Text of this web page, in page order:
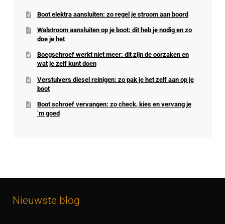
Boot elektra aansluiten: zo regel je stroom aan boord
Walstroom aansluiten op je boot: dit heb je nodig en zo
doe je het
Boegschroef werkt niet meer: dit zijn de oorzaken en
wat je zelf kunt doen
Verstuivers diesel reinigen: zo pak je het zelf aan op je
boot
Boot schroef vervangen: zo check, kies en vervang je
’m goed
Nieuwste blog